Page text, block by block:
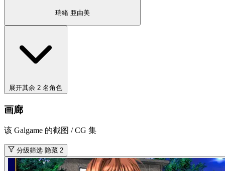
瑞緒 亜由美
展开其余 2 名角色
画廊
该 Galgame 的截图 / CG 集
分级筛选隐藏 2